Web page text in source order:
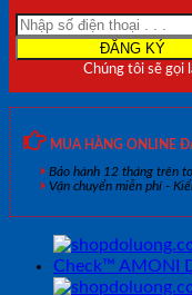
DẢI
CAO
HANNA
HI97739-
lượng
Chúng tôi sẽ gọi
MUA HÀNG ONLINE
Bảo hành 12 tháng trên
Vận chuyển miễn phí -